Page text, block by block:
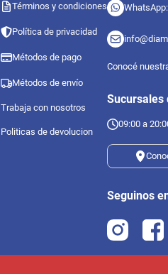
Términos y condiciones
Política de privacidad
Métodos de pago
Métodos de envío
Trabaja con nosotros
Politicas de devolucion
Conocé
Sucursales
09:00 a
Seguinos